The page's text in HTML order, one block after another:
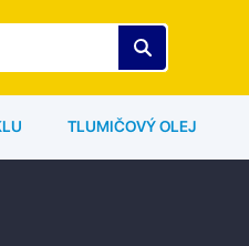
TLUMIČOVÝ OLEJ